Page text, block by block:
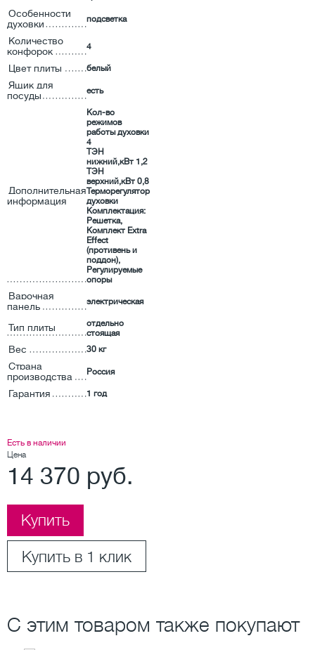
Особенности
духовки
подсветка
Количество
конфорок
4
Цвет плиты белый
Ящик для
посуды
есть
Дополнительная
информация
Кол-во
режимов
работы духовки
4
ТЭН
нижний,кВт 1,2
ТЭН
верхний,кВт 0,8
Терморегулятор
духовки
Комплектация:
Решетка,
Комплект Extra
Effect
(противень и
поддон),
Регулируемые
опоры
Варочная
панель
электрическая
Тип плиты
отдельно
стоящая
Вес 30 кг
Страна
производства
Россия
Гарантия 1 год
Есть в наличии
Цена
14 370 руб.
Купить
Купить в 1 клик
С этим товаром также покупают